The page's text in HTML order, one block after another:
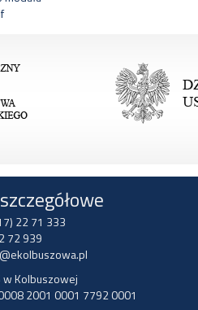
22 71 333
72 939
w Kolbuszowej
2001 0001 7792 0001